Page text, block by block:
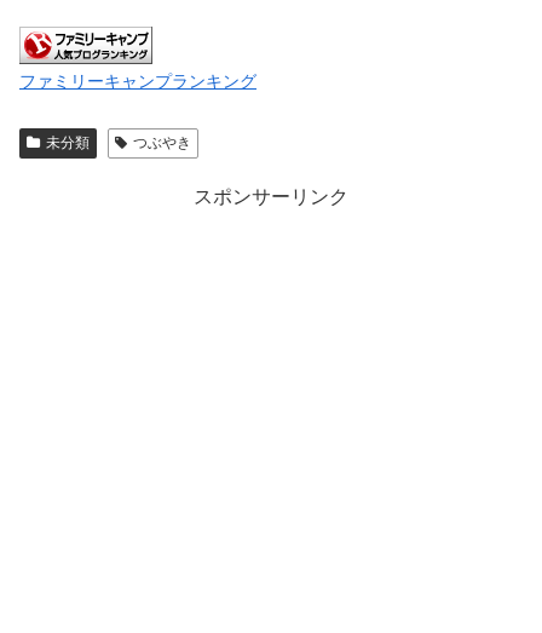
ファミリーキャンプランキング
未分類 つぶやき
スポンサーリンク